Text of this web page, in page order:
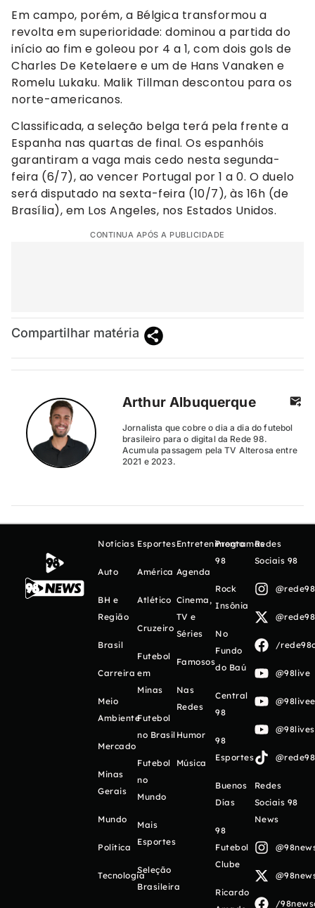
Em campo, porém, a Bélgica transformou a
revolta em superioridade: dominou a partida do
início ao fim e goleou por 4 a 1, com dois gols de
Charles De Ketelaere e um de Hans Vanaken e
Romelu Lukaku. Malik Tillman descontou para os
norte-americanos.
Classificada, a seleção belga terá pela frente a
Espanha nas quartas de final. Os espanhóis
garantiram a vaga mais cedo nesta segunda-
feira (6/7), ao vencer Portugal por 1 a 0. O duelo
será disputado na sexta-feira (10/7), às 16h (de
Brasília), em Los Angeles, nos Estados Unidos.
CONTINUA APÓS A PUBLICIDADE
Compartilhar matéria
Arthur Albuquerque
Jornalista que cobre o dia a dia do futebol
brasileiro para o digital da Rede 98.
Acumula passagem pela TV Alterosa entre
2021 e 2023.
Notícias
Auto
BH e
Região
Brasil
Carreira
Meio
Ambiente
Mercado
Minas
Gerais
Mundo
Política
Tecnologia
Esportes
América
Atlético
Cruzeiro
Futebol
em
Minas
Futebol
no Brasil
Futebol
no
Mundo
Mais
Esportes
Seleção
Brasileira
Entretenimento
Agenda
Cinema,
TV e
Séries
Famosos
Nas
Redes
Humor
Música
Programas
98
Rock
Insônia
No
Fundo
do Baú
Central
98
98
Esportes
Buenos
Días
98
Futebol
Clube
Ricardo
Redes
Sociais 98
/
@98live
Redes
Sociais 98
News
/